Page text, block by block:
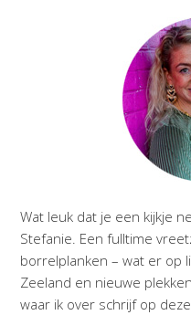
Wat leuk dat je een kijkje
Stefanie. Een fulltime
borrelplanken – wat er op
Zeeland en nieuwe
waar ik over schrijf op